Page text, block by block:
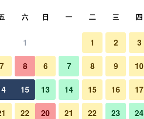
惠
其他
六
1
7 8
15
22
日 一 二 三 四
1 2 3
6 7 8 9 10
13 14 15 16 17
20 21 22 23 24